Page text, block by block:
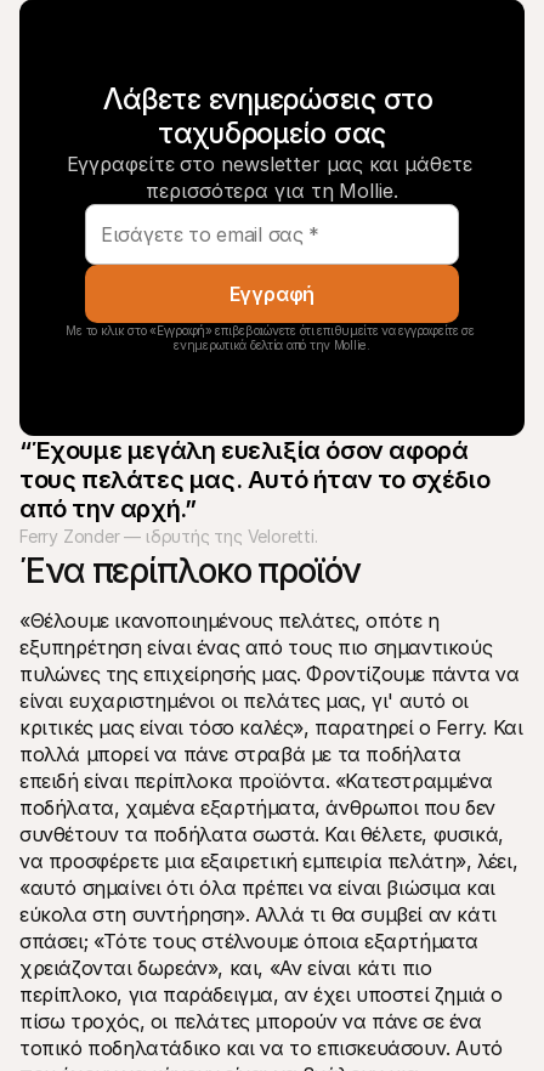
Λάβετε ενημερώσεις στο
ταχυδρομείο σας
Εγγραφείτε στο newsletter μας και μάθετε
περισσότερα για τη Mollie.
Εγγραφή
Με το κλικ στο «Εγγραφή» επιβεβαιώνετε ότι επιθυμείτε να εγγραφείτε σε
ενημερωτικά δελτία από την Mollie.
“Έχουμε μεγάλη ευελιξία όσον αφορά
τους πελάτες μας. Αυτό ήταν το σχέδιο
από την αρχή.”
Ferry Zonder — ιδρυτής της Veloretti.
Ένα περίπλοκο προϊόν
«Θέλουμε ικανοποιημένους πελάτες, οπότε η
εξυπηρέτηση είναι ένας από τους πιο σημαντικούς
πυλώνες της επιχείρησής μας. Φροντίζουμε πάντα να
είναι ευχαριστημένοι οι πελάτες μας, γι' αυτό οι
κριτικές μας είναι τόσο καλές», παρατηρεί ο Ferry. Και
πολλά μπορεί να πάνε στραβά με τα ποδήλατα
επειδή είναι περίπλοκα προϊόντα. «Κατεστραμμένα
ποδήλατα, χαμένα εξαρτήματα, άνθρωποι που δεν
συνθέτουν τα ποδήλατα σωστά. Και θέλετε, φυσικά,
να προσφέρετε μια εξαιρετική εμπειρία πελάτη», λέει,
«αυτό σημαίνει ότι όλα πρέπει να είναι βιώσιμα και
εύκολα στη συντήρηση». Αλλά τι θα συμβεί αν κάτι
σπάσει; «Τότε τους στέλνουμε όποια εξαρτήματα
χρειάζονται δωρεάν», και, «Αν είναι κάτι πιο
περίπλοκο, για παράδειγμα, αν έχει υποστεί ζημιά ο
πίσω τροχός, οι πελάτες μπορούν να πάνε σε ένα
τοπικό ποδηλατάδικο και να το επισκευάσουν. Αυτό